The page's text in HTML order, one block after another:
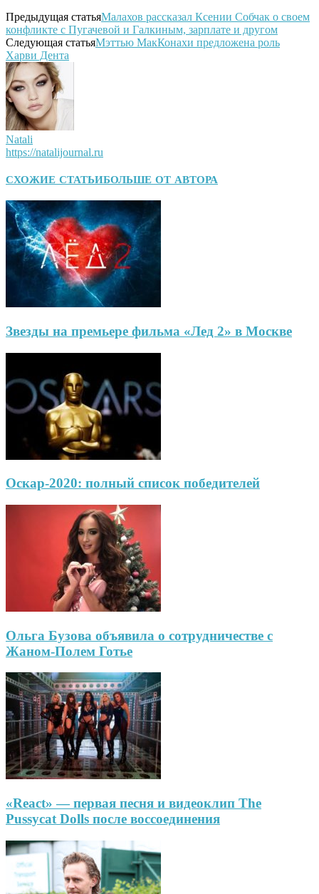
Предыдущая статьяМалахов рассказал Ксении Собчак о своем
конфликте с Пугачевой и Галкиным, зарплате и другом
Следующая статьяМэттью МакКонахи предложена роль
Харви Дента
Natali
https://natalijournal.ru
СХОЖИЕ СТАТЬИБОЛЬШЕ ОТ АВТОРА
Звезды на премьере фильма «Лед 2» в Москве
Оскар-2020: полный список победителей
Ольга Бузова объявила о сотрудничестве с
Жаном-Полем Готье
«React» — первая песня и видеоклип The
Pussycat Dolls после воссоединения